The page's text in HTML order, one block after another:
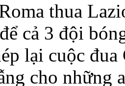
thua
cả 3 đội
lại cuộc đua
cho những